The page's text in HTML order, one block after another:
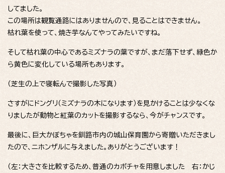
してました。
この場所は観覧通路にはありませんので、見ることはできません。
枯れ葉を使って、焼き芋なんてやってみたいですね。
そして枯れ葉の中心であるミズナラの葉ですが、まだ落下せず、緑色か
ら黄色に変化している場所もあります。
（芝生の上で寝転んで撮影した写真）
さすがにドングリ（ミズナラの木になります）を見かけることは少なくな
りましたが動物と紅葉のカットを撮影するなら、今がチャンスです。
最後に、巨大かぼちゃを釧路市内の城山保育園から寄贈いただきまし
たので、ニホンザルに与えました。ありがとうございます！
（左：大きさを比較するため、普通のカボチャを用意しました 右：かじ